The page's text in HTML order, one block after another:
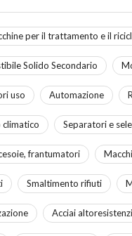
per il trattamento e il
Solido Secondario
uso Automazione
climatico Separatori e
frantumatori
Smaltimento rifiuti
Acciai